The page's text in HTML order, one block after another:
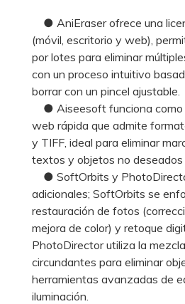
● AniEraser ofrece una
(móvil, escritorio y web),
por lotes para eliminar
con un proceso intuitivo
borrar con un pincel ajustable.
● Aiseesoft funciona como
web rápida que admite
y TIFF, ideal para eliminar
textos y objetos no deseados
● SoftOrbits y
adicionales; SoftOrbits se
restauración de fotos
mejora de color) y retoque
PhotoDirector utiliza la
circundantes para eliminar
herramientas avanzadas de
iluminación.